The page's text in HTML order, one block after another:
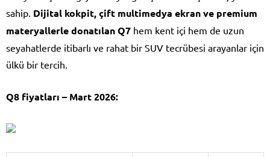
sahip. Dijital kokpit, çift multimedya ekran ve premium
materyallerle donatılan Q7 hem kent içi hem de uzun
seyahatlerde itibarlı ve rahat bir SUV tecrübesi arayanlar için
ülkü bir tercih.
Q8 fiyatları – Mart 2026: